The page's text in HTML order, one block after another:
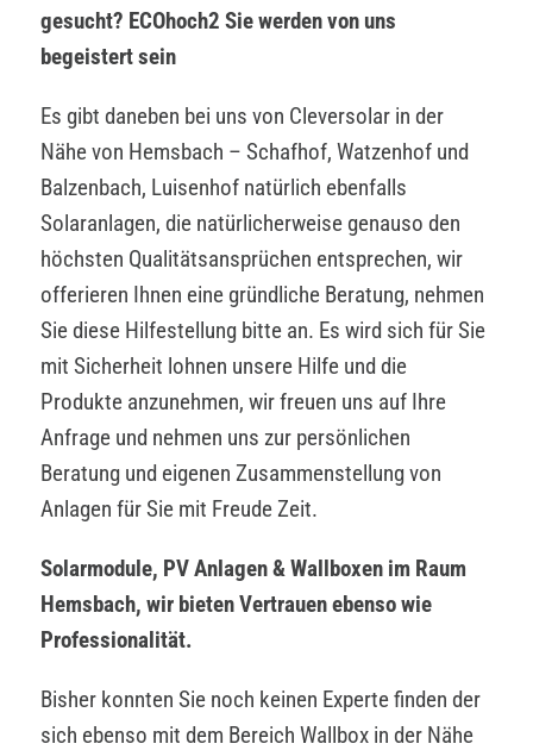
gesucht? ECOhoch2 Sie werden von uns
begeistert sein
Es gibt daneben bei uns von Cleversolar in der
Nähe von Hemsbach – Schafhof, Watzenhof und
Balzenbach, Luisenhof natürlich ebenfalls
Solaranlagen, die natürlicherweise genauso den
höchsten Qualitätsansprüchen entsprechen, wir
offerieren Ihnen eine gründliche Beratung, nehmen
Sie diese Hilfestellung bitte an. Es wird sich für Sie
mit Sicherheit lohnen unsere Hilfe und die
Produkte anzunehmen, wir freuen uns auf Ihre
Anfrage und nehmen uns zur persönlichen
Beratung und eigenen Zusammenstellung von
Anlagen für Sie mit Freude Zeit.
Solarmodule, PV Anlagen & Wallboxen im Raum
Hemsbach, wir bieten Vertrauen ebenso wie
Professionalität.
Bisher konnten Sie noch keinen Experte finden der
sich ebenso mit dem Bereich Wallbox in der Nähe